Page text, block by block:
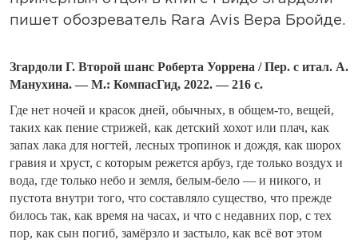
пишет обозреватель Rara Avis Вера Бройде.
Згардоли Г. Второй шанс Роберта Уоррена / Пер. с итал. А.
Манухина. — М.: КомпасГид, 2022. — 216 с.
Где нет ночей и красок дней, обычных, в общем-то, вещей,
таких как пение стрижей, как детский хохот или плач, как
запах лака для ногтей, лесных тропинок и дождя, как шорох
гравия и хруст, с которым режется арбуз, где только воздух и
вода, где только небо и земля, белым-бело — и никого, и
пустота внутри того, что составляло существо, что прежде
билось так, как время на часах, и что с недавних пор, с тех
пор, как сын погиб, замёрзло и застыло, как всё вот этом